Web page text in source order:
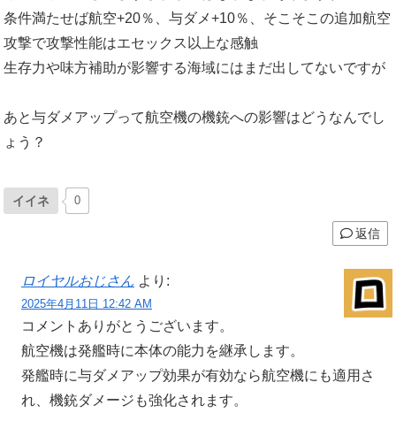
条件満たせば航空+20％、与ダメ+10％、そこそこの追加航空
攻撃で攻撃性能はエセックス以上な感触
生存力や味方補助が影響する海域にはまだ出してないですが
あと与ダメアップって航空機の機銃への影響はどうなんでし
ょう？
イイネ 0
返信
ロイヤルおじさん より:
2025年4月11日 12:42 AM
コメントありがとうございます。
航空機は発艦時に本体の能力を継承します。
発艦時に与ダメアップ効果が有効なら航空機にも適用さ
れ、機銃ダメージも強化されます。